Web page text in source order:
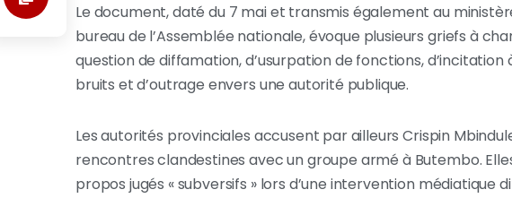
Le document, daté du 7 mai et transmis également au
bureau de l’Assemblée nationale, évoque plusieurs griefs à
question de diffamation, d’usurpation de fonctions,
bruits et d’outrage envers une autorité publique.
Les autorités provinciales accusent par ailleurs Crispin
rencontres clandestines avec un groupe armé à Butembo.
propos jugés « subversifs » lors d’une intervention médiatique